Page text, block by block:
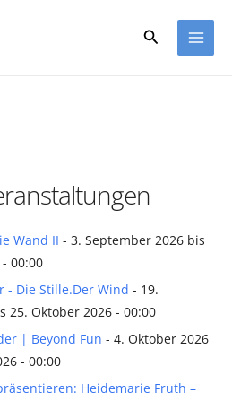
Suchen
Wand II - 3. September 2026 bis
00:00
- Die Stille.Der Wind - 19.
25. Oktober 2026 - 00:00
| Beyond Fun - 4. Oktober 2026
- 00:00
Heidemarie Fruth –